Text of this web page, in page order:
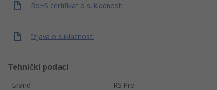
RoHS certifikat o sukladnosti
Izjava o sukladnosti
Tehnički podaci
Brand
RS Pro